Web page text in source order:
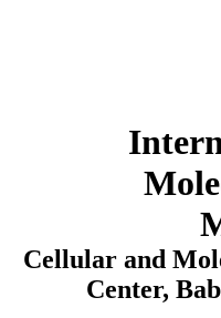
Cellular and
Center,